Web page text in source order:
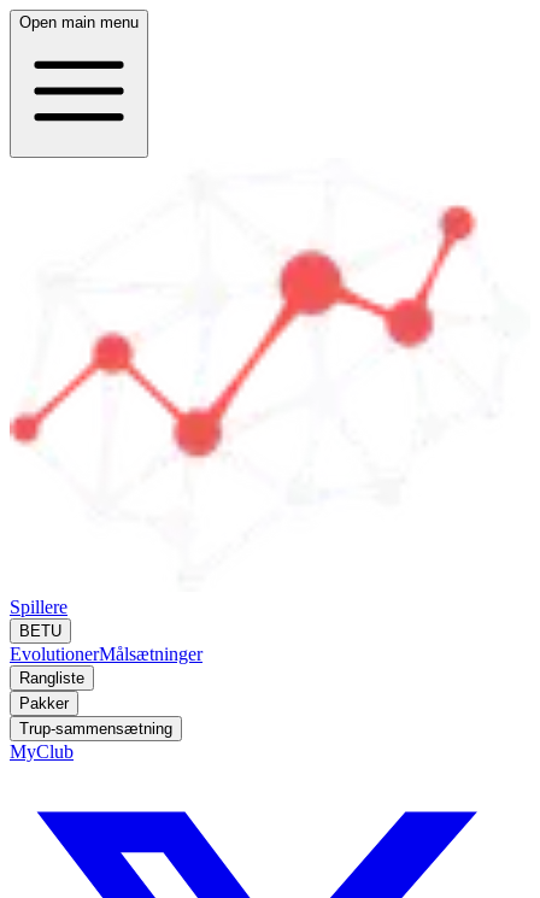
Open main menu
Spillere
BETU
EvolutionerMålsætninger
Rangliste
Pakker
Trup-sammensætning
MyClub